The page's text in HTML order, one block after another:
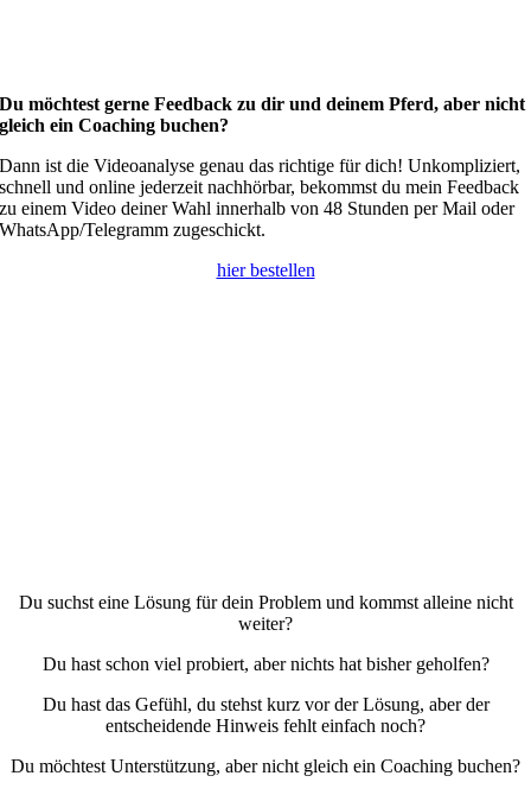
Du möchtest gerne Feedback zu dir und deinem Pferd, aber nicht
gleich ein Coaching buchen?
Dann ist die Videoanalyse genau das richtige für dich! Unkompliziert,
schnell und online jederzeit nachhörbar, bekommst du mein Feedback
zu einem Video deiner Wahl innerhalb von 48 Stunden per Mail oder
WhatsApp/Telegramm zugeschickt.
hier bestellen
Du suchst eine Lösung für dein Problem und kommst alleine nicht
weiter?
Du hast schon viel probiert, aber nichts hat bisher geholfen?
Du hast das Gefühl, du stehst kurz vor der Lösung, aber der
entscheidende Hinweis fehlt einfach noch?
Du möchtest Unterstützung, aber nicht gleich ein Coaching buchen?